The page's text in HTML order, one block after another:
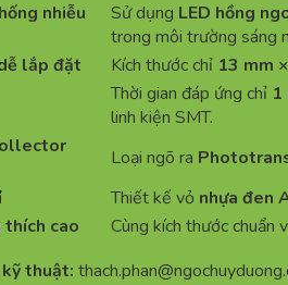
nhiễu
Sử dụng LED hồng
trong môi trường sáng
lắp đặt
Kích thước chỉ 13 mm
Thời gian đáp ứng chỉ 1
linh kiện SMT.
Loại ngõ ra
Thiết kế vỏ nhựa đen
cao
Cùng kích thước chuẩn
thuật: